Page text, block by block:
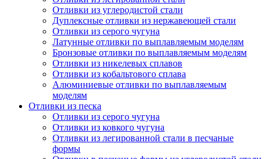
Отливки из углеродистой стали
Дуплексные отливки из нержавеющей стали
Отливки из серого чугуна
Латунные отливки по выплавляемым моделям
Бронзовые отливки по выплавляемым моделям
Отливки из никелевых сплавов
Отливки из кобальтового сплава
Алюминиевые отливки по выплавляемым
моделям
Отливки из песка
Отливки из серого чугуна
Отливки из ковкого чугуна
Отливки из легированной стали в песчаные
формы